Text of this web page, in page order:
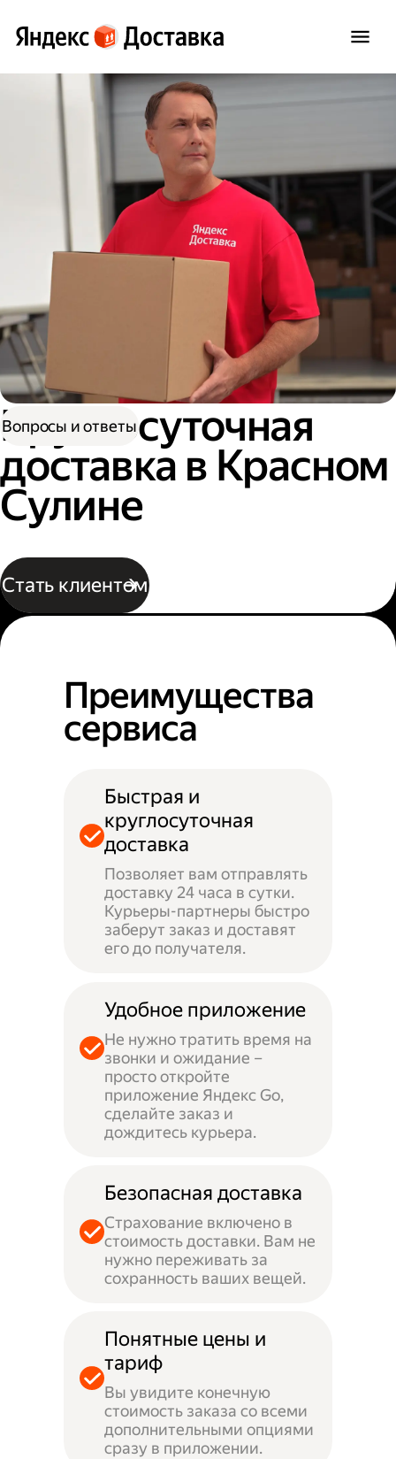
Круглосуточная
доставка в Красном
Сулине
Стать клиентом
Вопросы и ответы
Преимущества
сервиса
Быстрая и
круглосуточная
доставка
Позволяет вам отправлять
доставку 24 часа в сутки.
Курьеры-партнеры быстро
заберут заказ и доставят
его до получателя.
Удобное приложение
Не нужно тратить время на
звонки и ожидание –
просто откройте
приложение Яндекс Go,
сделайте заказ и
дождитесь курьера.
Безопасная доставка
Страхование включено в
стоимость доставки. Вам не
нужно переживать за
сохранность ваших вещей.
Понятные цены и
тариф
Вы увидите конечную
стоимость заказа со всеми
дополнительными опциями
сразу в приложении.